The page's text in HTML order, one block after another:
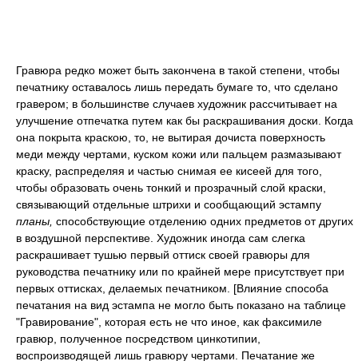
Гравюра редко может быть закончена в такой степени, чтобы
печатнику оставалось лишь передать бумаге то, что сделано
гравером; в большинстве случаев художник рассчитывает на
улучшение отпечатка путем как бы раскрашивания доски. Когда
она покрыта краскою, то, не вытирая дочиста поверхность
меди между чертами, куском кожи или пальцем размазывают
краску, распределяя и частью снимая ее кисеей для того,
чтобы образовать очень тонкий и прозрачный слой краски,
связывающий отдельные штрихи и сообщающий эстампу
планы, способствующие отделению одних предметов от других
в воздушной перспективе. Художник иногда сам слегка
раскрашивает тушью первый оттиск своей гравюры для
руководства печатнику или по крайней мере присутствует при
первых оттисках, делаемых печатником. [Влияние способа
печатания на вид эстампа не могло быть показано на таблице
"Гравирование", которая есть не что иное, как факсимиле
гравюр, полученное посредством цинкотипии,
воспроизводящей лишь гравюру чертами. Печатание же